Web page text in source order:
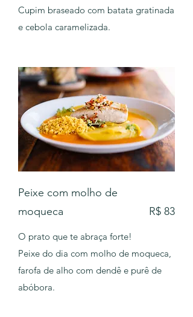
Cupim braseado com batata gratinada
e cebola caramelizada.
Peixe com molho de
moqueca
O prato que te abraça forte!
Peixe do dia com molho de moqueca,
farofa de alho com dendê e purê de
abóbora.
R$ 83